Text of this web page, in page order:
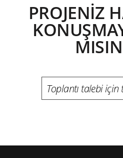
PROJENİZ
Toplantı talebi için